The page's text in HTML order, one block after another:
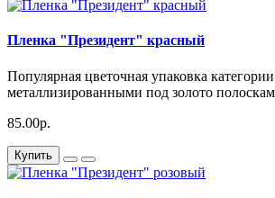
Пленка "Президент" красный
Популярная цветочная упаковка
металлизированными под золото
85.00р.
Купить